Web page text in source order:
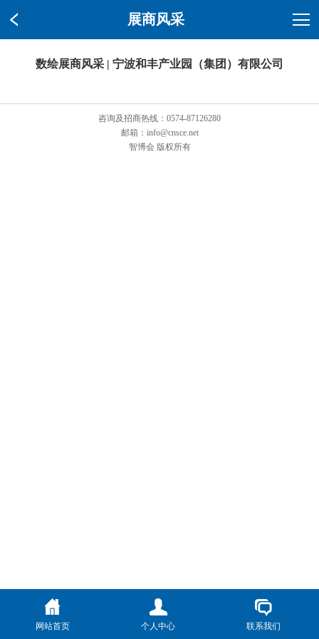
展商风采
数绘展商风采 | 宁波和丰产业园（集团）有限公司
咨询及招商热线：0574-87126280
邮箱：info@cnsce.net
智博会 版权所有
网站首页 个人中心 联系我们